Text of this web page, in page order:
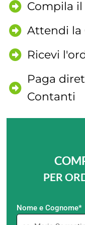
Compila
Attendi la
Ricevi
Paga
Contanti
PER
Nome e Cognome*